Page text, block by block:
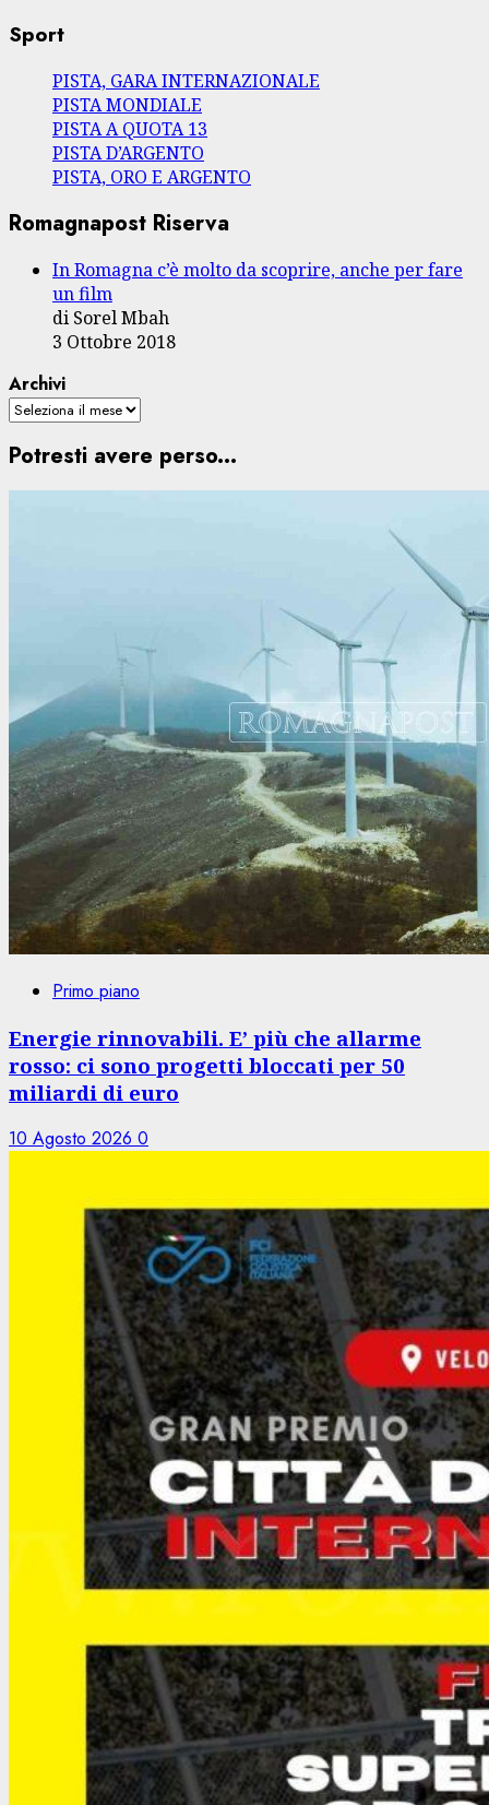
Sport
PISTA, GARA INTERNAZIONALE
PISTA MONDIALE
PISTA A QUOTA 13
PISTA D’ARGENTO
PISTA, ORO E ARGENTO
Romagnapost Riserva
In Romagna c’è molto da scoprire, anche per fare
un film
di Sorel Mbah
3 Ottobre 2018
Archivi
Potresti avere perso...
Primo piano
Energie rinnovabili. E’ più che allarme
rosso: ci sono progetti bloccati per 50
miliardi di euro
10 Agosto 2026 0